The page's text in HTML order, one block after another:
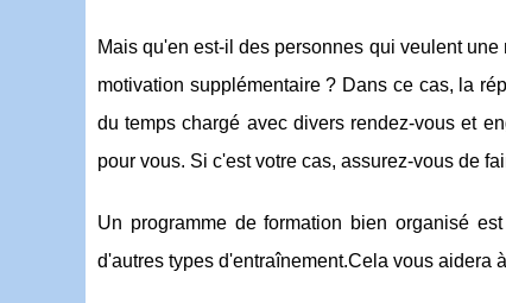
Mais qu'en est-il des personnes qui veulent
motivation supplémentaire ? Dans ce cas, la
du temps chargé avec divers rendez-vous et
pour vous. Si c'est votre cas, assurez-vous de
Un programme de formation bien organisé
d'autres types d'entraînement.Cela vous aidera